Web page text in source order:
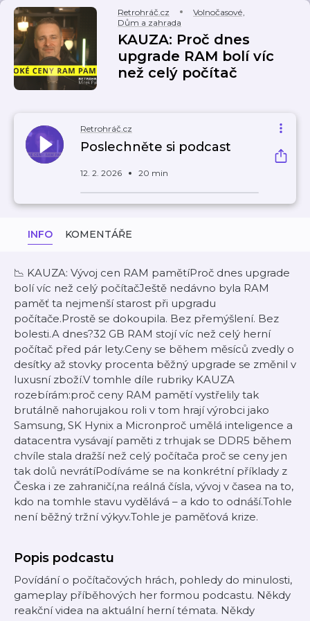
Retrohráč.cz Volnočasové,
Dům a zahrada
KAUZA: Proč dnes
upgrade RAM bolí víc
než celý počítač
Retrohráč.cz
Poslechněte si podcast
12. 2. 2026 20 min
INFO KOMENTÁŘE
📉 KAUZA: Vývoj cen RAM pamětíProč dnes upgrade
bolí víc než celý počítačJeště nedávno byla RAM
paměť ta nejmenší starost při upgradu
počítače.Prostě se dokoupila. Bez přemýšlení. Bez
bolesti.A dnes?32 GB RAM stojí víc než celý herní
počítač před pár lety.Ceny se během měsíců zvedly o
desítky až stovky procenta běžný upgrade se změnil v
luxusní zboží.V tomhle díle rubriky KAUZA
rozebírám:proč ceny RAM pamětí vystřelily tak
brutálně nahorujakou roli v tom hrají výrobci jako
Samsung, SK Hynix a Micronproč umělá inteligence a
datacentra vysávají paměti z trhujak se DDR5 během
chvíle stala dražší než celý počítača proč se ceny jen
tak dolů nevrátíPodíváme se na konkrétní příklady z
Česka i ze zahraničí,na reálná čísla, vývoj v časea na to,
kdo na tomhle stavu vydělává – a kdo to odnáší.Tohle
není běžný tržní výkyv.Tohle je paměťová krize.
Popis podcastu
Povídání o počítačových hrách, pohledy do minulosti,
gameplay příběhových her formou podcastu. Někdy
reakční videa na aktuální herní témata. Někdy